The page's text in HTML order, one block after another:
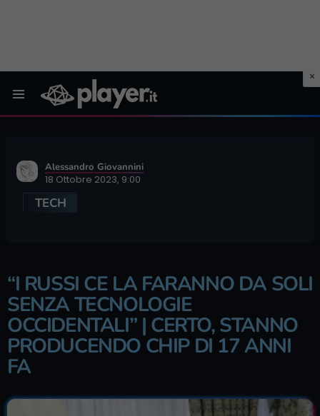
Alessandro Giovannini
18 Ottobre 2023, 9:00
TECH
“I RUSSI CE LA FARANNO DA SOLI
SENZA TECNOLOGIE
OCCIDENTALI” | CERTO, STANNO
PRODUCENDO CHIP DI 17 ANNI
FA